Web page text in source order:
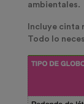
ambientales.
Incluye
Todo lo